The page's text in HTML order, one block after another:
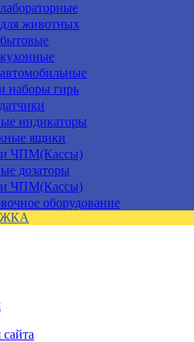
животных
наборы гирь
индикаторы
ящики
ЧПМ(Кассы)
дозаторы
ЧПМ(Кассы)
оборудование